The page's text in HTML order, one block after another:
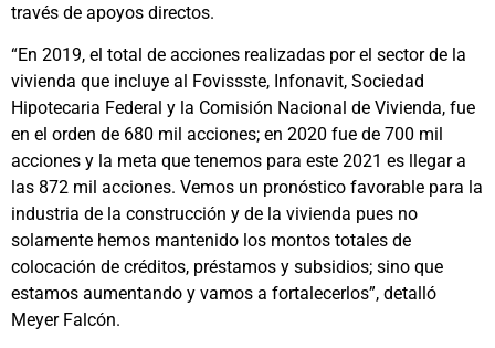
través de apoyos directos.
“En 2019, el total de acciones realizadas por el sector de la
vivienda que incluye al Fovissste, Infonavit, Sociedad
Hipotecaria Federal y la Comisión Nacional de Vivienda, fue
en el orden de 680 mil acciones; en 2020 fue de 700 mil
acciones y la meta que tenemos para este 2021 es llegar a
las 872 mil acciones. Vemos un pronóstico favorable para la
industria de la construcción y de la vivienda pues no
solamente hemos mantenido los montos totales de
colocación de créditos, préstamos y subsidios; sino que
estamos aumentando y vamos a fortalecerlos”, detalló
Meyer Falcón.